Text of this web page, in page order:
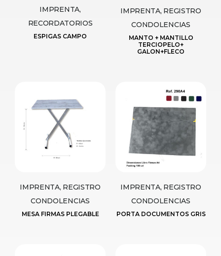
IMPRENTA,
RECORDATORIOS
ESPIGAS CAMPO
IMPRENTA, REGISTRO
CONDOLENCIAS
MANTO + MANTILLO
TERCIOPELO+
GALON+FLECO
IMPRENTA, REGISTRO
CONDOLENCIAS
MESA FIRMAS PLEGABLE
IMPRENTA, REGISTRO
CONDOLENCIAS
PORTA DOCUMENTOS GRIS